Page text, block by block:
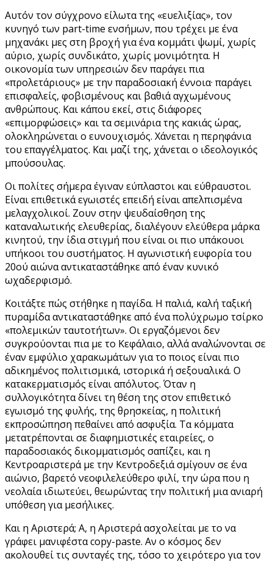
Αυτόν τον σύγχρονο είλωτα της «ευελιξίας», τον
κυνηγό των part-time ενσήμων, που τρέχει με ένα
μηχανάκι μες στη βροχή για ένα κομμάτι ψωμί, χωρίς
αύριο, χωρίς συνδικάτο, χωρίς μονιμότητα. Η
οικονομία των υπηρεσιών δεν παράγει πια
«προλετάριους» με την παραδοσιακή έννοια· παράγει
επισφαλείς, φοβισμένους και βαθιά αγχωμένους
ανθρώπους. Και κάπου εκεί, στις διάφορες
«επιμορφώσεις» και τα σεμινάρια της κακιάς ώρας,
ολοκληρώνεται ο ευνουχισμός. Χάνεται η περηφάνια
του επαγγέλματος. Και μαζί της, χάνεται ο ιδεολογικός
μπούσουλας.
Οι πολίτες σήμερα έγιναν εύπλαστοι και εύθραυστοι.
Είναι επιθετικά εγωιστές επειδή είναι απελπισμένα
μελαγχολικοί. Ζουν στην ψευδαίσθηση της
καταναλωτικής ελευθερίας, διαλέγουν ελεύθερα μάρκα
κινητού, την ίδια στιγμή που είναι οι πιο υπάκουοι
υπήκοοι του συστήματος. Η αγωνιστική ευφορία του
20ού αιώνα αντικαταστάθηκε από έναν κυνικό
ωχαδερφισμό.
Κοιτάξτε πώς στήθηκε η παγίδα. Η παλιά, καλή ταξική
πυραμίδα αντικαταστάθηκε από ένα πολύχρωμο τσίρκο
«πολεμικών ταυτοτήτων». Οι εργαζόμενοι δεν
συγκρούονται πια με το Κεφάλαιο, αλλά αναλώνονται σε
έναν εμφύλιο χαρακωμάτων για το ποιος είναι πιο
αδικημένος πολιτισμικά, ιστορικά ή σεξουαλικά. Ο
κατακερματισμός είναι απόλυτος. Όταν η
συλλογικότητα δίνει τη θέση της στον επιθετικό
εγωισμό της φυλής, της θρησκείας, η πολιτική
εκπροσώπηση πεθαίνει από ασφυξία. Τα κόμματα
μετατρέπονται σε διαφημιστικές εταιρείες, ο
παραδοσιακός δικομματισμός σαπίζει, και η
Κεντροαριστερά με την Κεντροδεξιά σμίγουν σε ένα
αιώνιο, βαρετό νεοφιλελεύθερο φιλί, την ώρα που η
νεολαία ιδιωτεύει, θεωρώντας την πολιτική μια ανιαρή
υπόθεση για μεσήλικες.
Και η Αριστερά; Α, η Αριστερά ασχολείται με το να
γράφει μανιφέστα copy-paste. Αν ο κόσμος δεν
ακολουθεί τις συνταγές της, τόσο το χειρότερο για τον